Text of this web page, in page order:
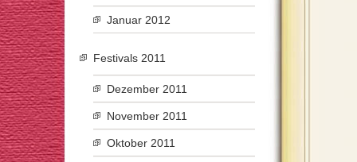
Januar 2012
Festivals 2011
Dezember 2011
November 2011
Oktober 2011